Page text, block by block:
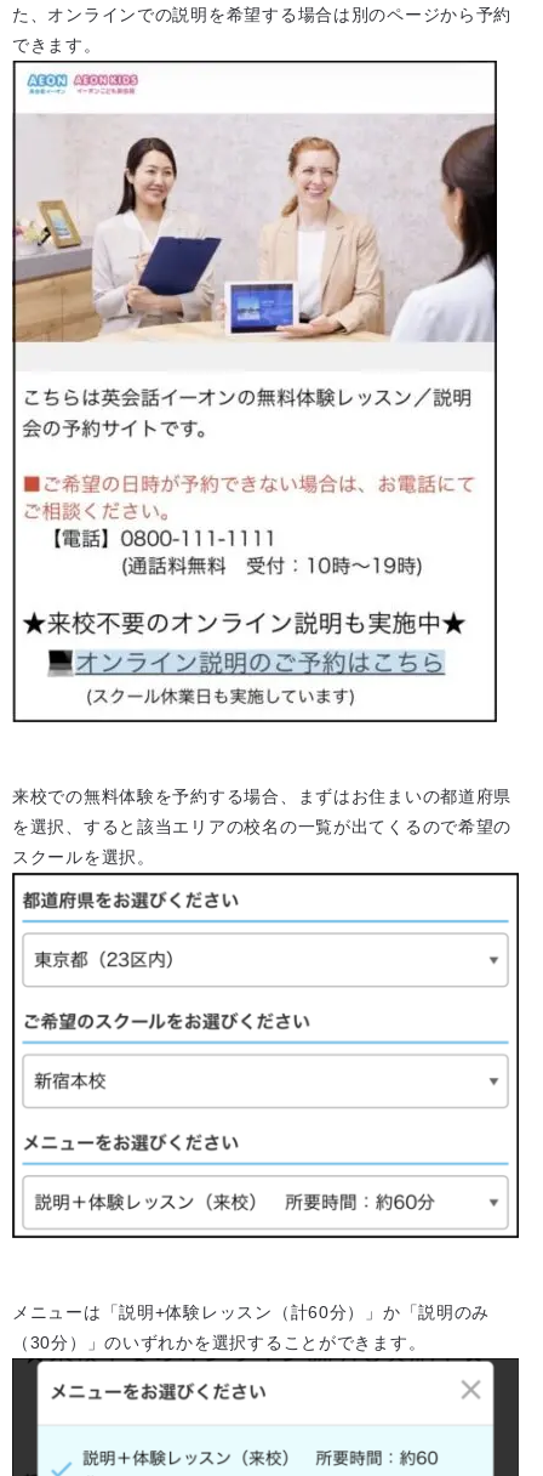
た、オンラインでの説明を希望する場合は別のページから予約
できます。
来校での無料体験を予約する場合、まずはお住まいの都道府県
を選択、すると該当エリアの校名の一覧が出てくるので希望の
スクールを選択。
メニューは「説明+体験レッスン（計60分）」か「説明のみ
（30分）」のいずれかを選択することができます。